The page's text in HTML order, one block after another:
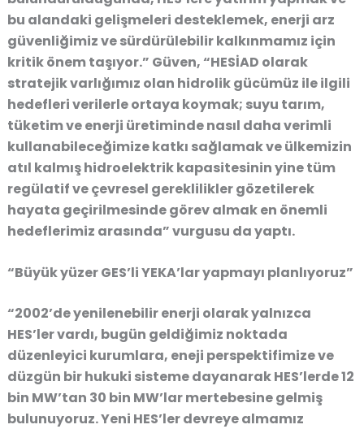
bu alandaki gelişmeleri desteklemek, enerji arz
güvenliğimiz ve sürdürülebilir kalkınmamız için
kritik önem taşıyor.” Güven, “HESİAD olarak
stratejik varlığımız olan hidrolik gücümüz ile ilgili
hedefleri verilerle ortaya koymak; suyu tarım,
tüketim ve enerji üretiminde nasıl daha verimli
kullanabileceğimize katkı sağlamak ve ülkemizin
atıl kalmış hidroelektrik kapasitesinin yine tüm
regülatif ve çevresel gereklilikler gözetilerek
hayata geçirilmesinde görev almak en önemli
hedeflerimiz arasında” vurgusu da yaptı.
“Büyük yüzer GES’li YEKA’lar yapmayı planlıyoruz”
“2002’de yenilenebilir enerji olarak yalnızca
HES’ler vardı, bugün geldiğimiz noktada
düzenleyici kurumlara, eneji perspektifimize ve
düzgün bir hukuki sisteme dayanarak HES’lerde 12
bin MW’tan 30 bin MW’lar mertebesine gelmiş
bulunuyoruz. Yeni HES’ler devreye almamız